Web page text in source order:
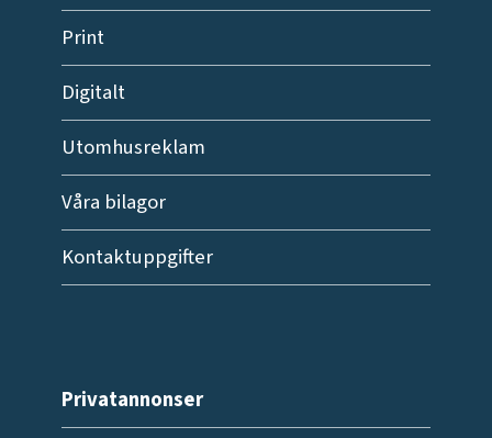
Print
Digitalt
Utomhusreklam
Våra bilagor
Kontaktuppgifter
Privatannonser